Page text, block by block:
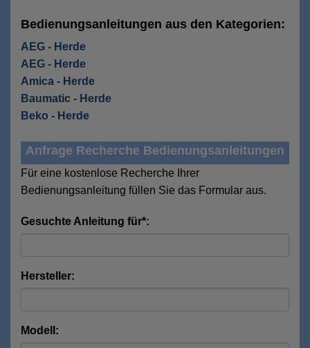
Bedienungsanleitungen aus den Kategorien:
AEG - Herde
AEG - Herde
Amica - Herde
Baumatic - Herde
Beko - Herde
Anfrage Recherche Bedienungsanleitungen
Für eine kostenlose Recherche Ihrer
Bedienungsanleitung füllen Sie das Formular aus.
Gesuchte Anleitung für*:
Hersteller:
Modell: